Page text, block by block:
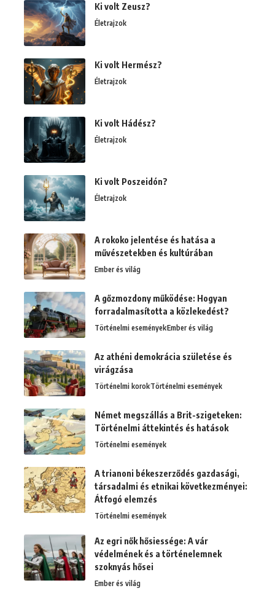
Ki volt Zeusz?
Életrajzok
Ki volt Hermész?
Életrajzok
Ki volt Hádész?
Életrajzok
Ki volt Poszeidón?
Életrajzok
A rokoko jelentése és hatása a
művészetekben és kultúrában
Ember és világ
A gőzmozdony működése: Hogyan
forradalmasította a közlekedést?
Történelmi eseményekEmber és világ
Az athéni demokrácia születése és
virágzása
Történelmi korokTörténelmi események
Német megszállás a Brit-szigeteken:
Történelmi áttekintés és hatások
Történelmi események
A trianoni békeszerződés gazdasági,
társadalmi és etnikai következményei:
Átfogó elemzés
Történelmi események
Az egri nők hősiessége: A vár
védelmének és a történelemnek
szoknyás hősei
Ember és világ